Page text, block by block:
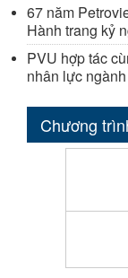
67 năm
Hành trang kỷ
PVU hợp tác
nhân lực
Chương